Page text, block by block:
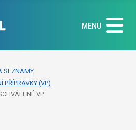
MENU
SEZNAMY
PŘÍPRAVKY (VP)
VP